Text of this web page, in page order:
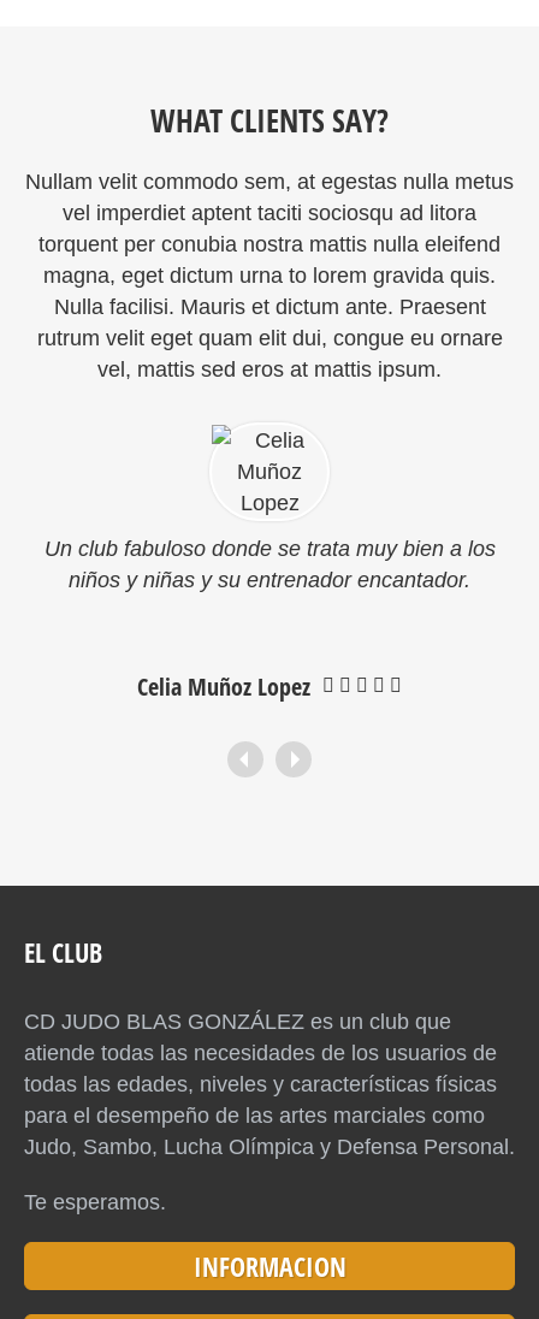
WHAT CLIENTS SAY?
Nullam velit commodo sem, at egestas nulla metus
vel imperdiet aptent taciti sociosqu ad litora
torquent per conubia nostra mattis nulla eleifend
magna, eget dictum urna to lorem gravida quis.
Nulla facilisi. Mauris et dictum ante. Praesent
rutrum velit eget quam elit dui, congue eu ornare
vel, mattis sed eros at mattis ipsum.
Un club fabuloso donde se trata muy bien a los
niños y niñas y su entrenador encantador.
Celia Muñoz Lopez
EL CLUB
CD JUDO BLAS GONZÁLEZ es un club que
atiende todas las necesidades de los usuarios de
todas las edades, niveles y características físicas
para el desempeño de las artes marciales como
Judo, Sambo, Lucha Olímpica y Defensa Personal.
Te esperamos.
INFORMACION